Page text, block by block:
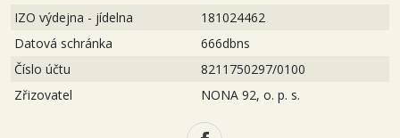
IZO výdejna - jídelna
181024462
Datová schránka
666dbns
Číslo účtu
8211750297/0100
Zřizovatel
NONA 92, o. p. s.